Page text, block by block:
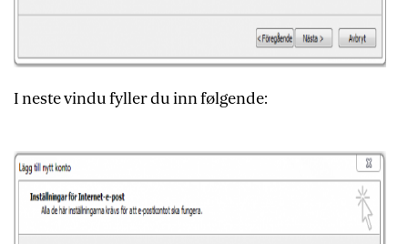
I neste vindu fyller du inn følgende: